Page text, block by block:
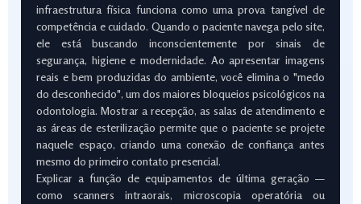
infraestrutura física funciona como uma prova tangível de
competência e cuidado. Quando o paciente navega pelo site,
ele está buscando inconscientemente por sinais de
segurança, higiene e modernidade. Ao apresentar imagens
reais e bem produzidas do ambiente, você elimina o "medo
do desconhecido", um dos maiores bloqueios psicológicos na
odontologia. Mostrar a recepção, as salas de atendimento e
as áreas de esterilização permite que o paciente se projete
naquele espaço, criando uma conexão de confiança antes
mesmo do primeiro contato presencial.
Explicar a função de equipamentos de última geração —
como scanners intraorais, microscopia operatória ou